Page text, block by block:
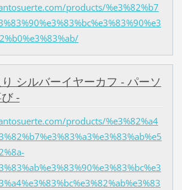
products/%e3%82%b7
シルバーイヤーカフ - パーソ
-
products/%e3%82%a4